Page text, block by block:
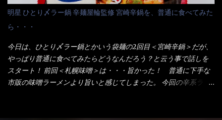
トカップへ。 まずは麺を見ると、カップヌードルとしては太く平
打ちで縮れてます。 ■蒙古タンメン中本の麺 蒙古タンメンの方
は、やはり太く平打ちですが麺の厚みがあるような・・・ 食感
は、どちらも柔らかいと感じは同じ。 湯に戻りやすい特性が強
いのね。 箸で持ち上げた状態は・・・ ■カップヌードル激辛味噌 ■
蒙古タンメン中本カップ どちらも箸で持ち上げた感じは、重
い！ そう湯を吸って伸びたような麺と云っていいかもしれな
い。 多分麺は、厚みとストレートか...
品！！ 生麺感覚～と大御所俳優の役所広司を起用したCMで一躍
有名になりTOPに・・・その後ライバルとして日清から【ラ王】
がリリース！つまり今回の【日清のラーメン屋さん】は、袋麺と
しては廉価版のポジション・・・ 事実ラ王は、HPでは別扱い！
本品なんか出前一丁などと一緒くたの扱い。 袋麺はスープは粉末
スープが主流でしょう！？だから味は・・・イマイチ（小生感
覚）と云うのが評価です。 正直現在のインスタント麺では、最先
明星 ひとり〆ラー鍋 辛麺屋輪監修 宮崎辛鍋を、普通に食べてみた
ら・・・
今日は、ひとり〆ラー鍋とかいう袋麺の2回目＜宮崎辛鍋＞だが、
やっぱり普通に食べてみたらどうなんだろう？と云う事で話しを
スタート！ 前回＜札幌味噌＞は・・・旨かった！ 普通に下手な
市販の味噌ラーメンより旨いと感じてしまった。 今回の辛系ラー
おひとり用鍋の素です。辛麺屋輪をイメージした唐辛子の辛みと